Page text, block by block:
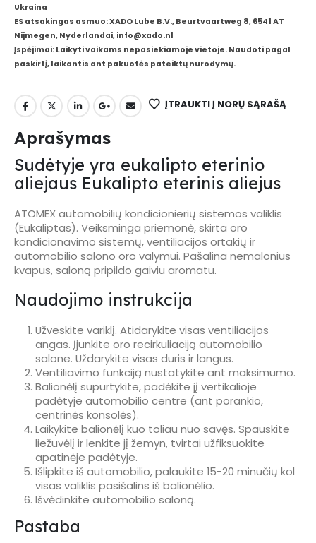
Ukraina
ES atsakingas asmuo: XADO Lube B.V., Beurtvaartweg 8, 6541 AT
Nijmegen, Nyderlandai, info@xado.nl
Įspėjimai: Laikyti vaikams nepasiekiamoje vietoje. Naudoti pagal
paskirtį, laikantis ant pakuotės pateiktų nurodymų.
ĮTRAUKTI Į NORŲ SĄRAŠĄ
Aprašymas
Sudėtyje yra eukalipto eterinio
aliejaus Eukalipto eterinis aliejus
ATOMEX automobilių kondicionierių sistemos valiklis
(Eukaliptas). Veiksminga priemonė, skirta oro
kondicionavimo sistemų, ventiliacijos ortakių ir
automobilio salono oro valymui. Pašalina nemalonius
kvapus, saloną pripildo gaiviu aromatu.
Naudojimo instrukcija
Užveskite variklį. Atidarykite visas ventiliacijos
angas. Įjunkite oro recirkuliaciją automobilio
salone. Uždarykite visas duris ir langus.
Ventiliavimo funkciją nustatykite ant maksimumo.
Balionėlį supurtykite, padėkite jį vertikalioje
padėtyje automobilio centre (ant porankio,
centrinės konsolės).
Laikykite balionėlį kuo toliau nuo savęs. Spauskite
liežuvėlį ir lenkite jį žemyn, tvirtai užfiksuokite
apatinėje padėtyje.
Išlipkite iš automobilio, palaukite 15-20 minučių kol
visas valiklis pasišalins iš balionėlio.
Išvėdinkite automobilio saloną.
Pastaba